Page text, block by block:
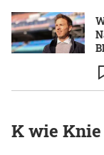
K wie Knie